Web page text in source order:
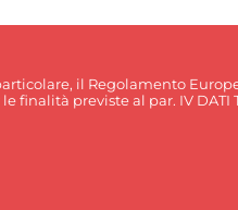
il Regolamento
previste al par. IV DATI